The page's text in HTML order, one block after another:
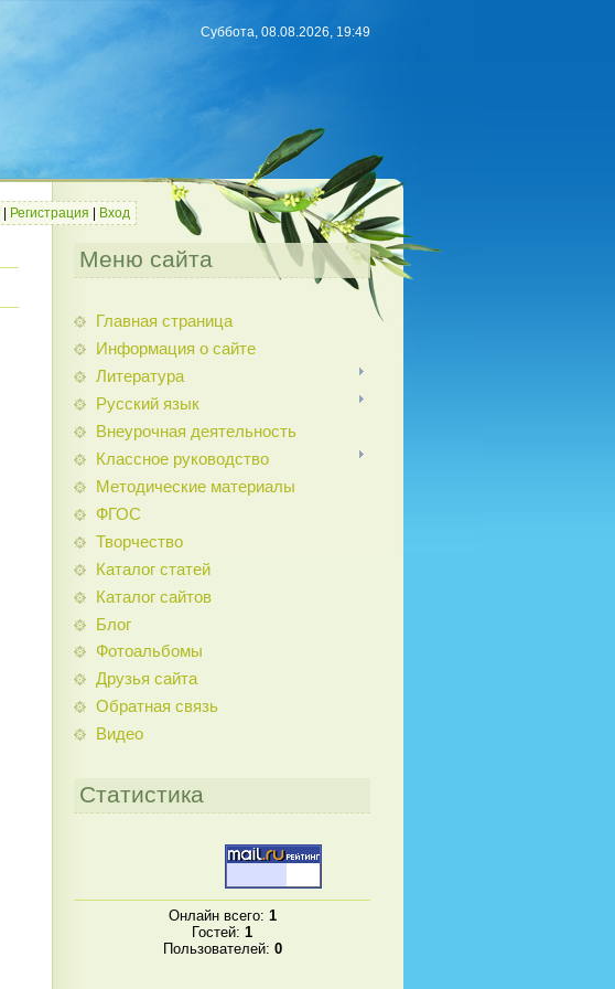
Суббота, 08.08.2026, 19:49
Регистрация Вход
Меню сайта
Главная страница
Информация о сайте
Литература
Русский язык
Внеурочная деятельность
Классное руководство
Методические материалы
ФГОС
Творчество
Каталог статей
Каталог сайтов
Блог
Фотоальбомы
Друзья сайта
Обратная связь
Видео
Статистика
Онлайн всего: 1
Гостей: 1
Пользователей: 0